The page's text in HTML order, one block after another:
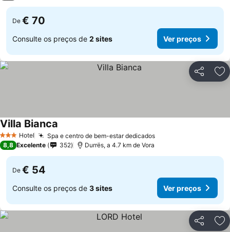
De € 70
Consulte os preços de 2 sites Ver preços
Partilhar
3 EstrelasHotel Spa e centro de bem-estar dedicados
Villa Bianca
8,8 Excelente 352 Durrës, a 4.7 km de Vora
De € 54
Consulte os preços de 3 sites Ver preços
Partilhar